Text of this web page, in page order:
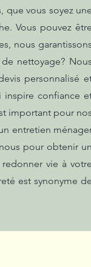
que vous soyez une
Vous pouvez être
nous garantissons
nettoyage? Nous
personnalisé
inspire confiance
important pour nos
entretien
pour obtenir un
vie à
est synonyme de